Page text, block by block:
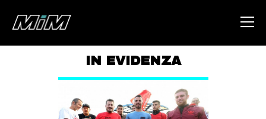
ABOUT
IN EVIDENZA